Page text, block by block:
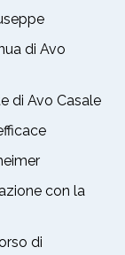
di Avo
di Avo Casale
con la
di